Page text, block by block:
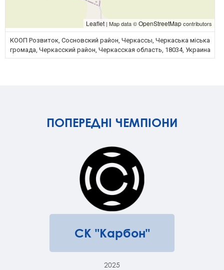
Leaflet | Map data ©OpenStreetMapcontributors
КООП Розвиток, Сосновский район, Черкассы, Черкаська міська
громада, Черкасский район, Черкасская область, 18034, Украина
ПОПЕРЕДНІ ЧЕМПІОНИ
СК "Карбон"
2025